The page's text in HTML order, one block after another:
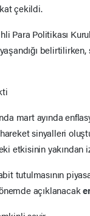
çekildi.
Para Politikası
mart ayında
hareket sinyalleri
etkisinin yakından
tutulmasının
açıklanacak